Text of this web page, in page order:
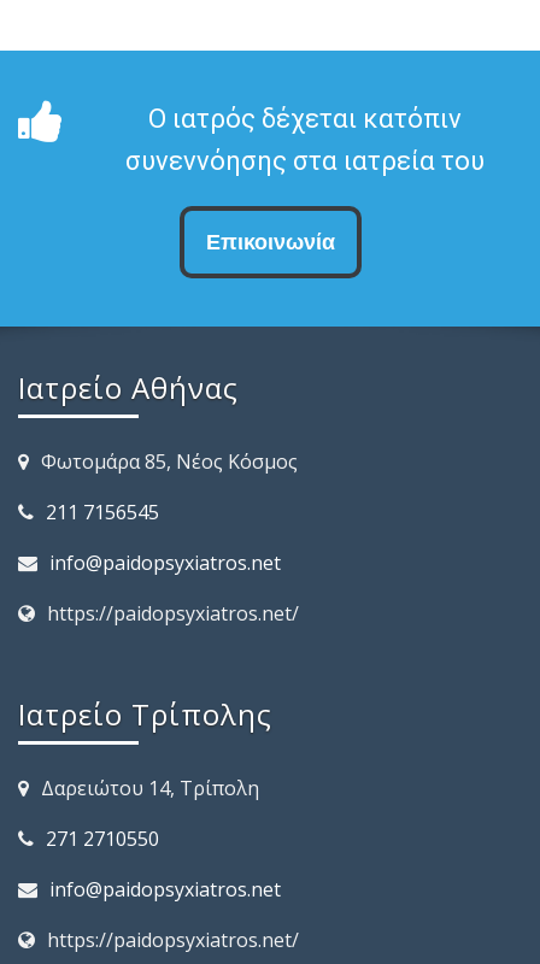
Ο ιατρός δέχεται κατόπιν
συνεννόησης στα ιατρεία του
Επικοινωνία
Ιατρείο Αθήνας
Φωτομάρα 85, Νέος Κόσμος
211 7156545
info@paidopsyxiatros.net
https://paidopsyxiatros.net/
Ιατρείο Τρίπολης
Δαρειώτου 14, Τρίπολη
271 2710550
info@paidopsyxiatros.net
https://paidopsyxiatros.net/